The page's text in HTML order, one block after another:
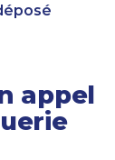
appel